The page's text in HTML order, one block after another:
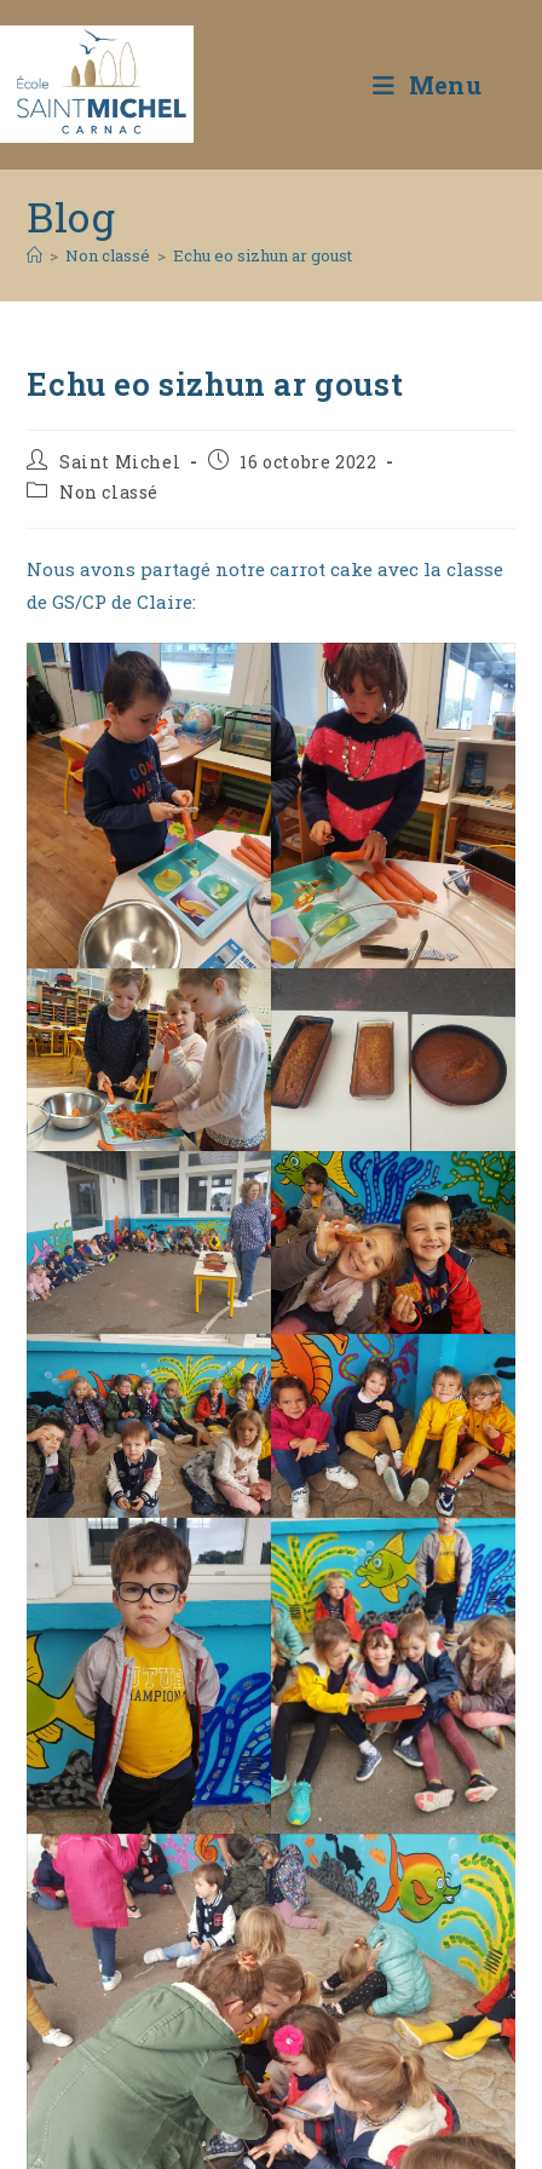
content
Menu
Blog
> Non classé > Echu eo sizhun ar goust
Echu eo sizhun ar goust
Auteur/autrice
de
la
Saint Michel
Publication
16 octobre 2022
PostNon classé
Nous avons partagé notre carrot cake avec la classe
de GS/CP de Claire: